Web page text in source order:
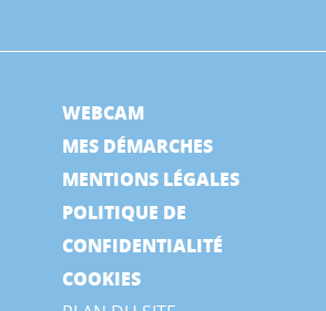
WEBCAM
MES DÉMARCHES
MENTIONS LÉGALES
POLITIQUE DE
CONFIDENTIALITÉ
COOKIES